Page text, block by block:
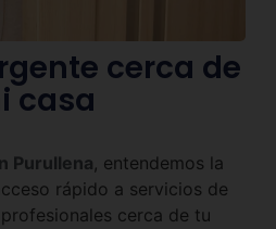
cerca de
casa
Purullena, entendemos la
rápido a servicios de
cerca de tu